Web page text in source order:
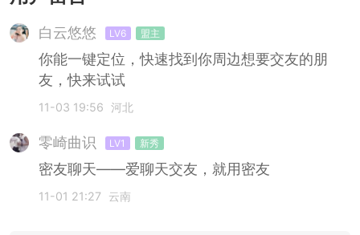
白云悠悠 LV6 盟主
你能一键定位，快速找到你周边想要交友的朋
友，快来试试
11-03 19:56 河北
零崎曲识 LV1 新秀
密友聊天——爱聊天交友，就用密友
11-01 21:27 云南